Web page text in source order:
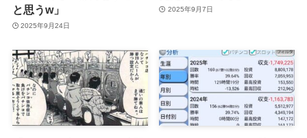
と思うw」
2025年9月24日
2025年9月7日